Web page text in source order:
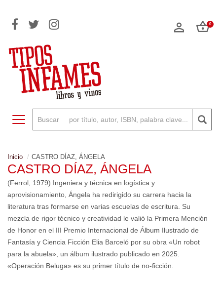
0
Toggle navigation
Inicio CASTRO DÍAZ, ÁNGELA
CASTRO DÍAZ, ÁNGELA
(Ferrol, 1979) Ingeniera y técnica en logística y
aprovisionamiento, Ángela ha redirigido su carrera hacia la
literatura tras formarse en varias escuelas de escritura. Su
mezcla de rigor técnico y creatividad le valió la Primera Mención
de Honor en el III Premio Internacional de Álbum Ilustrado de
Fantasía y Ciencia Ficción Elia Barceló por su obra «Un robot
para la abuela», un álbum ilustrado publicado en 2025.
«Operación Beluga» es su primer título de no-ficción.